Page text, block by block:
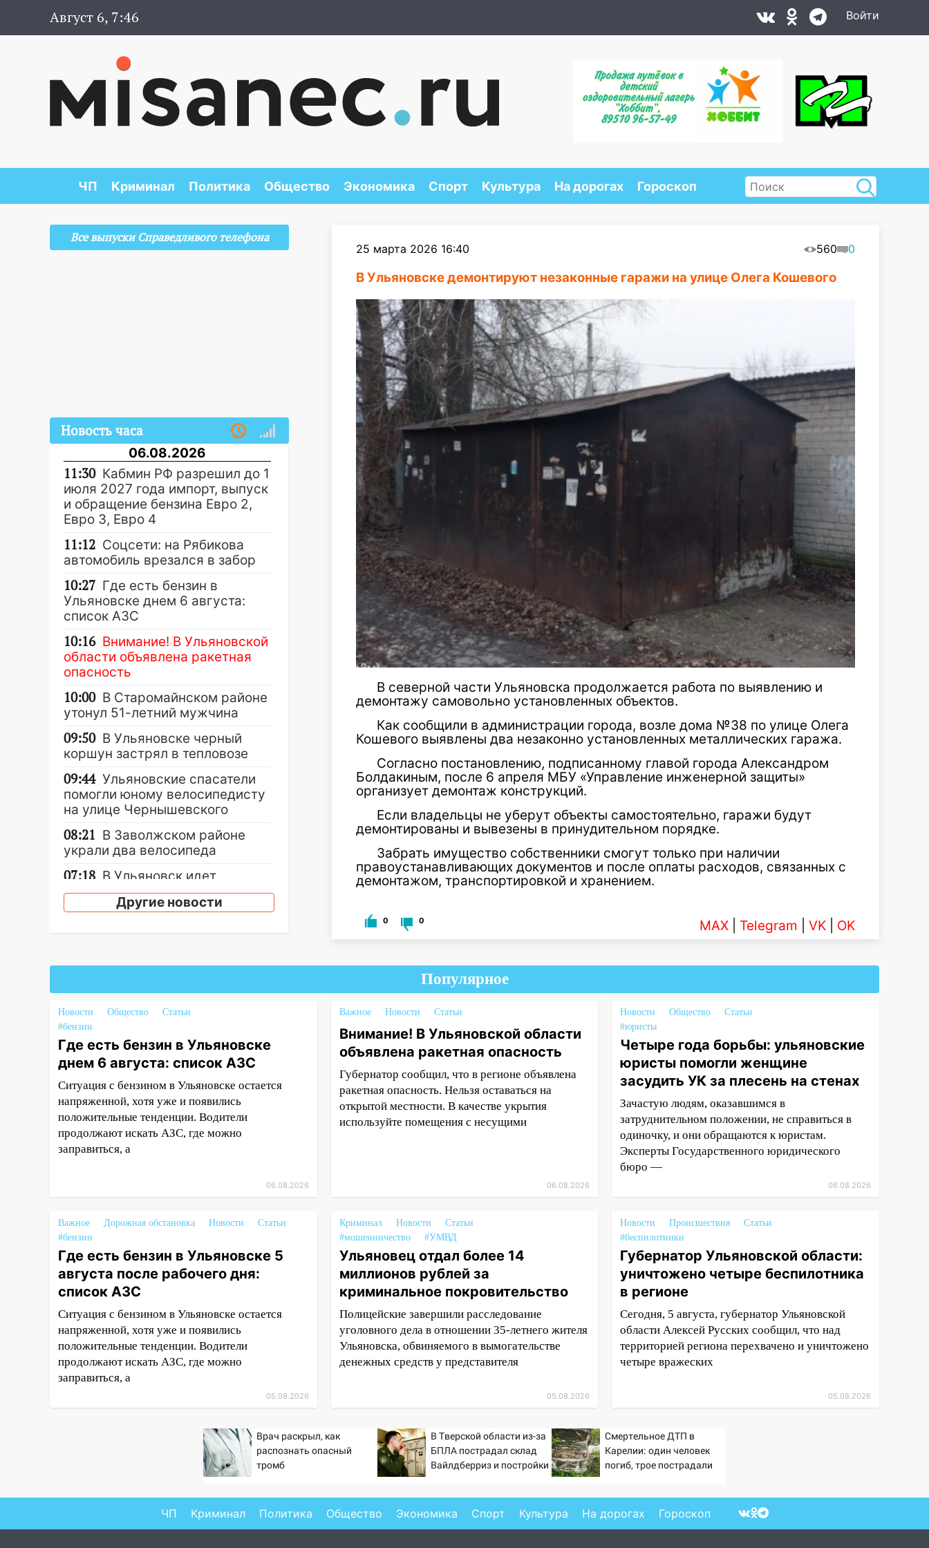
Август 6, 7:46 Войти
ЧП Криминал Политика Общество Экономика Спорт Культура На дорогах Гороскоп
25 марта 2026 16:40 560 0
В Ульяновске демонтируют незаконные гаражи на улице Олега Кошевого
В северной части Ульяновска продолжается работа по выявлению и
демонтажу самовольно установленных объектов.
Как сообщили в администрации города, возле дома №38 по улице Олега
Кошевого выявлены два незаконно установленных металлических гаража.
Согласно постановлению, подписанному главой города Александром
Болдакиным, после 6 апреля МБУ «Управление инженерной защиты»
организует демонтаж конструкций.
Если владельцы не уберут объекты самостоятельно, гаражи будут
демонтированы и вывезены в принудительном порядке.
Забрать имущество собственники смогут только при наличии
правоустанавливающих документов и после оплаты расходов, связанных с
демонтажом, транспортировкой и хранением.
0 0 MAX Telegram VK OK
Все выпуски Справедливого телефона
Новость часа
06.08.2026
11:30 Кабмин РФ разрешил до 1
июля 2027 года импорт, выпуск
и обращение бензина Евро 2,
Евро 3, Евро 4
11:12 Соцсети: на Рябикова
автомобиль врезался в забор
10:27 Где есть бензин в
Ульяновске днем 6 августа:
список АЗС
10:16 Внимание! В Ульяновской
области объявлена ракетная
опасность
10:00 В Старомайнском районе
утонул 51-летний мужчина
09:50 В Ульяновске черный
коршун застрял в тепловозе
09:44 Ульяновские спасатели
помогли юному велосипедисту
на улице Чернышевского
08:21 В Заволжском районе
украли два велосипеда
07:18 В Ульяновск идет
тридцатиградусная жара:
какая будет погода в четверг
женщине засудить УК за
сулят прибыль, а кому —
испытания на прочность
05.08.2026
22:58
Соцсети: на проспекте
Тюленева ДТП с
мотоциклистом
20:22 Мошенники обманули 92-
летнюю жительницу
незнакомцев на трассе и
заработал уголовное дело
18:14 Прогноз погоды на 6
августа в Ульяновской области
18:00 Мотофристайл, рок и
силовой экстрим: в Ульяновске
пройдет большой фестиваль
«Наше время»
17:30 Где есть бензин в
Ульяновске 5 августа после
«Обыск» по видеосвязи: в
Ульяновске задержали 19-
16:12 Едва не перерезал горло:
в Вешкайме посиделки с
судимым знакомым
Другие новости
Популярное
Новости Общество
Статьи
#бензин
Где есть бензин в Ульяновске
днем 6 августа: список АЗС
Ситуация с бензином в Ульяновске остается
напряженной, хотя уже и появились
положительные тенденции. Водители
продолжают искать АЗС, где можно
заправиться, а
06.08.2026
Важное Новости Статьи
Внимание! В Ульяновской области
объявлена ракетная опасность
Губернатор сообщил, что в регионе объявлена
ракетная опасность. Нельзя оставаться на
открытой местности. В качестве укрытия
используйте помещения с несущими
06.08.2026
Новости Общество
Статьи
#юристы
Четыре года борьбы: ульяновские
юристы помогли женщине
засудить УК за плесень на стенах
Зачастую людям, оказавшимся в
затруднительном положении, не справиться в
одиночку, и они обращаются к юристам.
Эксперты Государственного юридического
бюро —
06.08.2026
Важное Дорожная обстановка Новости
Статьи
#бензин
Где есть бензин в Ульяновске 5
августа после рабочего дня:
список АЗС
Ситуация с бензином в Ульяновске остается
напряженной, хотя уже и появились
положительные тенденции. Водители
продолжают искать АЗС, где можно
заправиться, а
05.08.2026
Криминал Новости
Статьи
#мошенничество
#УМВД
Ульяновец отдал более 14
миллионов рублей за
криминальное покровительство
Полицейские завершили расследование
уголовного дела в отношении 35-летнего жителя
Ульяновска, обвиняемого в вымогательстве
денежных средств у представителя
05.08.2026
Новости Происшествия
Статьи
#беспилотники
Губернатор Ульяновской области:
уничтожено четыре беспилотника
в регионе
Сегодня, 5 августа, губернатор Ульяновской
области Алексей Русских сообщил, что над
территорией региона перехвачено и уничтожено
четыре вражеских
05.08.2026
Врач раскрыл, как
распознать опасный
тромб
В Тверской области из-за
БПЛА пострадал склад
Вайлдберриз и постройки
области сегодня -
Afanasy.biz – Тверские
Смертельное ДТП в
Карелии: один человек
погиб, трое пострадали
ЧП Криминал Политика Общество Экономика Спорт Культура На дорогах Гороскоп